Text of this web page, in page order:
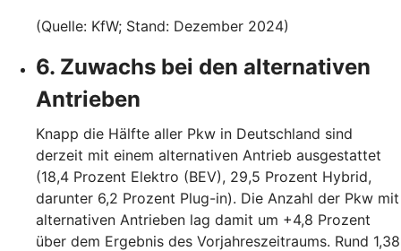
(Quelle: KfW; Stand: Dezember 2024)
6. Zuwachs bei den alternativen
Antrieben
Knapp die Hälfte aller Pkw in Deutschland sind
derzeit mit einem alternativen Antrieb ausgestattet
(18,4 Prozent Elektro (BEV), 29,5 Prozent Hybrid,
darunter 6,2 Prozent Plug-in). Die Anzahl der Pkw mit
alternativen Antrieben lag damit um +4,8 Prozent
über dem Ergebnis des Vorjahreszeitraums. Rund 1,38